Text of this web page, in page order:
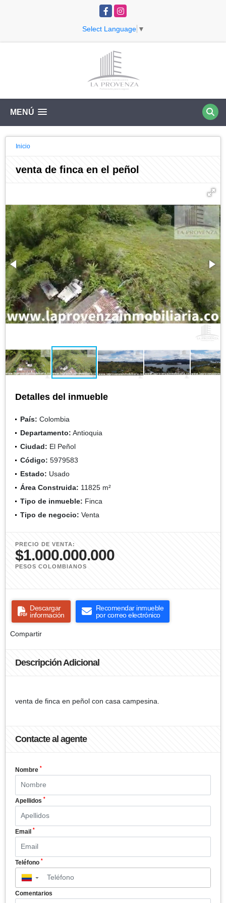
FacebookInstagram
Select Language ▼
MENÚ
Inicio
venta de finca en el peñol
Detalles del inmueble
País: Colombia
Departamento: Antioquia
Ciudad: El Peñol
Código: 5979583
Estado: Usado
Área Construida: 11825 m²
Tipo de inmueble: Finca
Tipo de negocio: Venta
PRECIO DE VENTA:
$1.000.000.000
PESOS COLOMBIANOS
Descargar
información
Recomendar inmueble
por correo electrónico
Compartir
Descripción Adicional
venta de finca en peñol con casa campesina.
Contacte al agente
Nombre *
Apellidos *
Email *
Teléfono *
▼
Comentarios